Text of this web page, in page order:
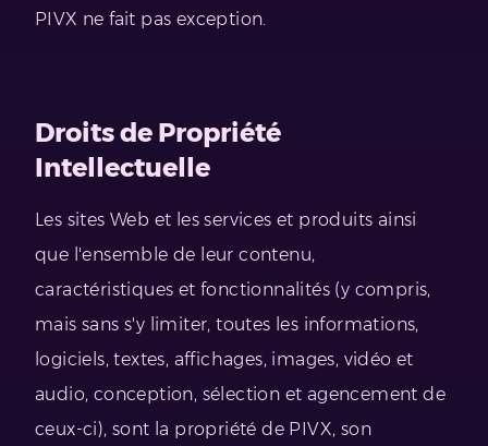
PIVX ne fait pas exception.
Droits de Propriété
Intellectuelle
Les sites Web et les services et produits ainsi
que l'ensemble de leur contenu,
caractéristiques et fonctionnalités (y compris,
mais sans s'y limiter, toutes les informations,
logiciels, textes, affichages, images, vidéo et
audio, conception, sélection et agencement de
ceux-ci), sont la propriété de PIVX, son